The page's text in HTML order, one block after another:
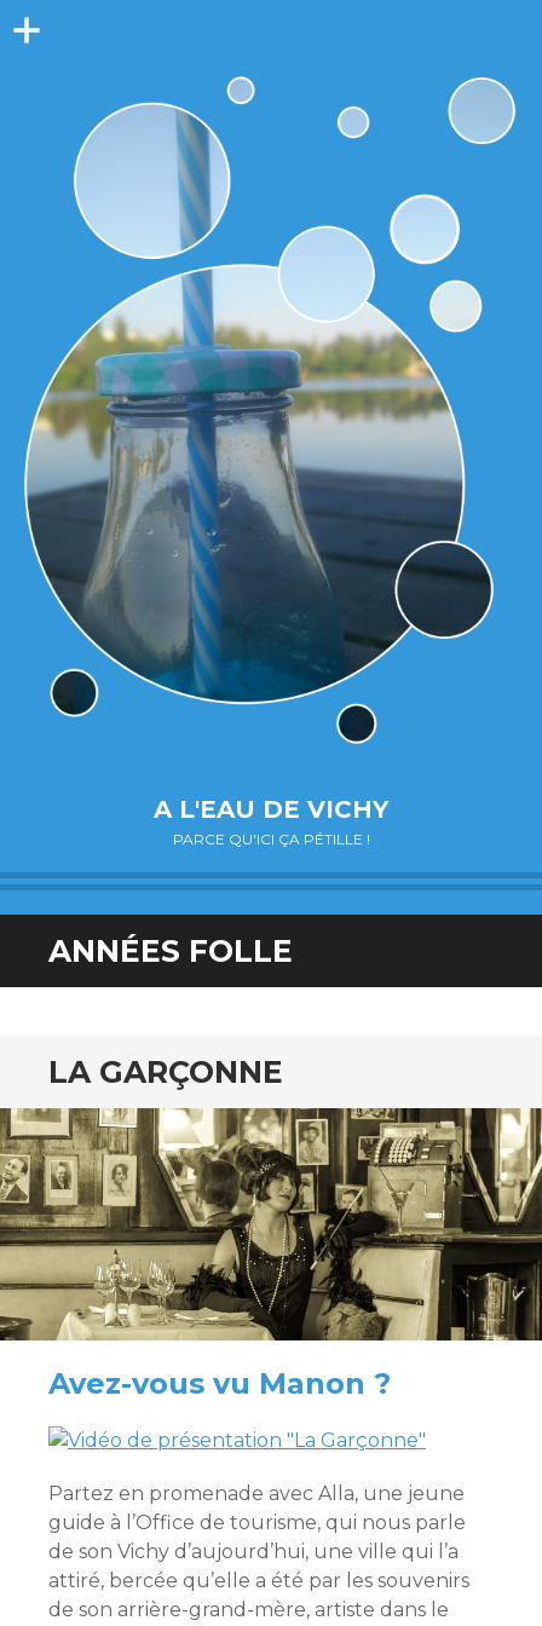
A L'EAU DE VICHY
PARCE QU'ICI ÇA PÉTILLE !
ANNÉES FOLLE
LA GARÇONNE
Avez-vous vu Manon ?
Partez en promenade avec Alla, une jeune
guide à l’Office de tourisme, qui nous parle
de son Vichy d’aujourd’hui, une ville qui l’a
attiré, bercée qu’elle a été par les souvenirs
de son arrière-grand-mère, artiste dans le